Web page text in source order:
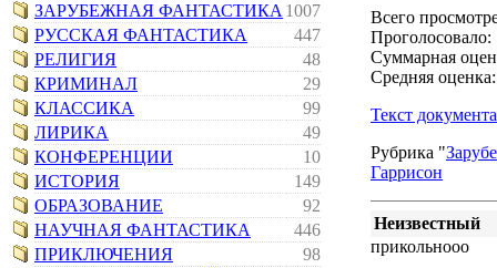
ЗАРУБЕЖНАЯ ФАНТАСТИКА 1007
РУССКАЯ ФАНТАСТИКА
447
РЕЛИГИЯ
48
КРИМИНАЛ
29
КЛАССИКА
99
ЛИРИКА
49
КОНФЕРЕНЦИИ
10
ИСТОРИЯ
149
ОБРАЗОВАНИЕ
92
НАУЧНАЯ ФАНТАСТИКА
446
ПРИКЛЮЧЕНИЯ
98
Всего
Проголосовало:
Суммарная
Средняя
Текст документа
Рубрика "
Гаррисон
Неизвестный
прикольнооо